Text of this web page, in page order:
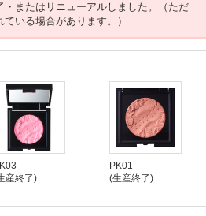
・またはリニューアルしました。（ただ
いる場合があります。）
産終了)
PK01
(生産終了)